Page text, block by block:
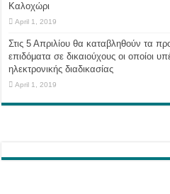
Καλοχώρι
April 1, 2019
Στις 5 Απριλίου θα καταβληθούν τα
επιδόματα σε δικαιούχους οι οποίοι
ηλεκτρονικής διαδικασίας
April 1, 2019